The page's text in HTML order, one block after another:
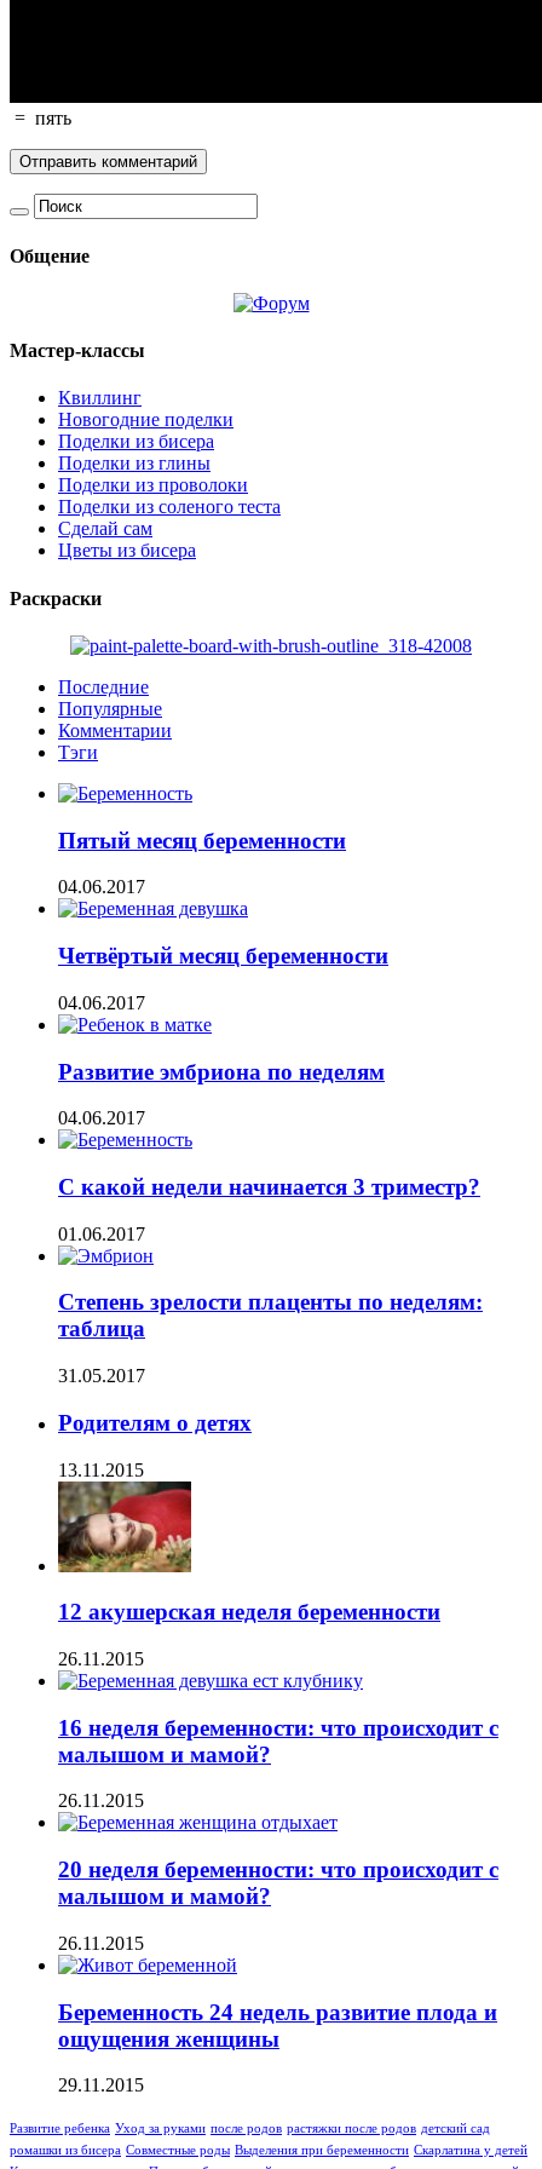
= пять
Общение
Мастер-классы
Квиллинг
Новогодние поделки
Поделки из бисера
Поделки из глины
Поделки из проволоки
Поделки из соленого теста
Сделай сам
Цветы из бисера
Раскраски
Последние
Популярные
Комментарии
Тэги
Пятый месяц беременности
04.06.2017
Четвёртый месяц беременности
04.06.2017
Развитие эмбриона по неделям
04.06.2017
С какой недели начинается 3 триместр?
01.06.2017
Степень зрелости плаценты по неделям:
таблица
31.05.2017
Родителям о детях
13.11.2015
12 акушерская неделя беременности
26.11.2015
16 неделя беременности: что происходит с
малышом и мамой?
26.11.2015
20 неделя беременности: что происходит с
малышом и мамой?
26.11.2015
Беременность 24 недель развитие плода и
ощущения женщины
29.11.2015
Развитие ребенка Уход за руками после родов растяжки после родов детский сад
ромашки из бисера Совместные роды Выделения при беременности Скарлатина у детей